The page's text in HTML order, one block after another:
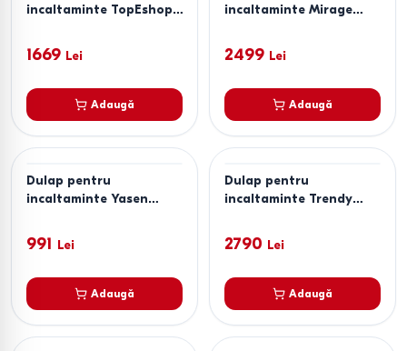
incaltaminte TopEshop
1669 Lei
Adaugă
incaltaminte Mirage
2499 Lei
Adaugă
Dulap pentru
incaltaminte Yasen
Sonoma / Cașemir
991 Lei
Adaugă
Dulap pentru
incaltaminte Trendy
(Maro)/Negru
2790 Lei
Adaugă